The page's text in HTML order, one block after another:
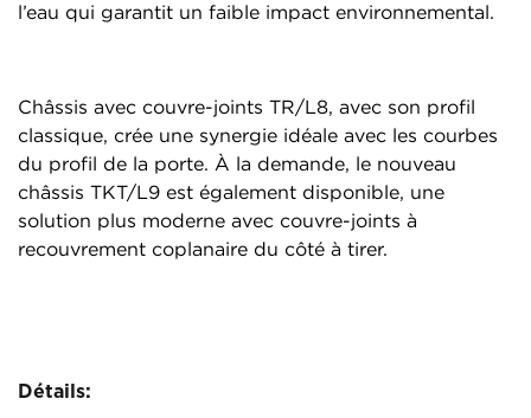
l’eau qui garantit un faible impact environnemental.
Châssis avec couvre-joints TR/L8, avec son profil
classique, crée une synergie idéale avec les courbes
du profil de la porte. À la demande, le nouveau
châssis TKT/L9 est également disponible, une
solution plus moderne avec couvre-joints à
recouvrement coplanaire du côté à tirer.
Détails: